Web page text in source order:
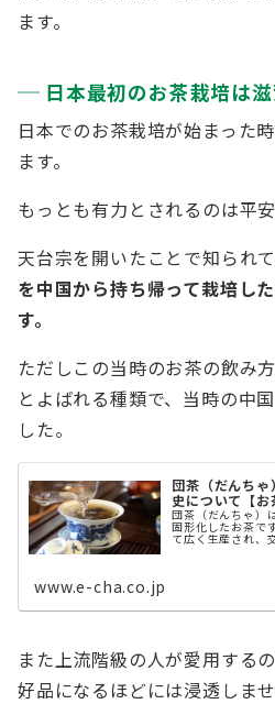
ます。
日本最初のお茶栽培は
日本でのお茶栽培が始まった
ます。
もっとも有力とされるのは平安
天台宗を開いたことで知られて
を中国から持ち帰って栽培し
す。
ただしこの当時のお茶の飲み
とよばれる種類で、当時の中
した。
団茶（だんち
史について【お
団茶（だんちゃ）
固形化したお茶で
て広く生産され、
きました。本記事
www.e-cha.co.jp
また上流階級の人が愛用する
好品になるほどには浸透しませ